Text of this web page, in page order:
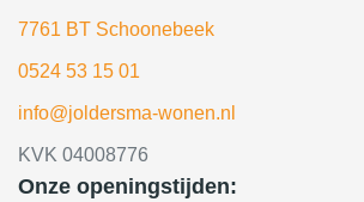
7761 BT Schoonebeek
0524 53 15 01
info@joldersma-wonen.nl
KVK 04008776
Onze openingstijden: